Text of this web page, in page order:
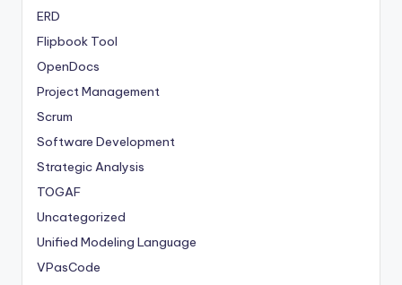
ERD
Flipbook Tool
OpenDocs
Project Management
Scrum
Software Development
Strategic Analysis
TOGAF
Uncategorized
Unified Modeling Language
VPasCode